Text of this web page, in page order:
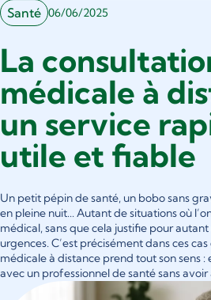
: Santé 06/06/2025
La
médicale à
un service
utile et fiable
Un petit pépin de santé, un bobo sans
en pleine nuit... Autant de situations où
médical, sans que cela justifie pour
urgences. C’est précisément dans ces
médicale à distance prend tout son sens
avec un professionnel de santé sans avoir